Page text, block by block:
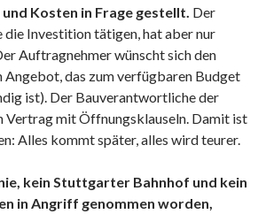
Kosten in Frage gestellt. Der
Investition tätigen, hat aber nur
Auftragnehmer wünscht sich den
das zum verfügbaren Budget
ist). Der Bauverantwortliche der
Vertrag mit Öffnungsklauseln. Damit ist
Alles kommt später, alles wird teurer.
kein Stuttgarter Bahnhof und kein
in Angriff genommen worden,